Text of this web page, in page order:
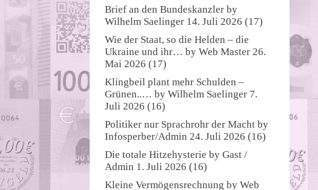
Brief an den Bundeskanzler by
Wilhelm Saelinger 14. Juli 2026 (17)
Wie der Staat, so die Helden – die
Ukraine und ihr… by Web Master 26.
Mai 2026 (17)
Klingbeil plant mehr Schulden –
Grünen..… by Wilhelm Saelinger 7.
Juli 2026 (16)
Politiker nur Sprachrohr der Macht by
Infosperber/Admin 24. Juli 2026 (16)
Die totale Hitzehysterie by Gast /
Admin 1. Juli 2026 (16)
Kleine Vermögensrechnung by Web